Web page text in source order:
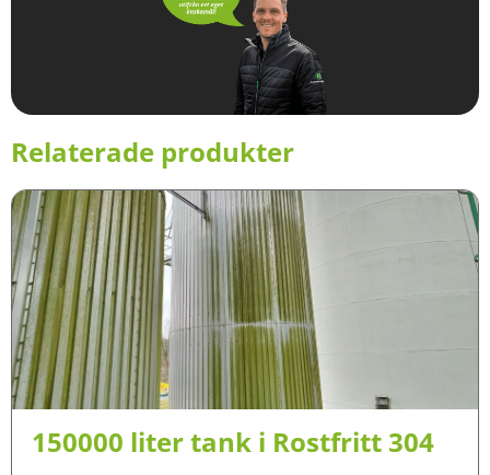
Relaterade produkter
150000 liter tank i Rostfritt 304